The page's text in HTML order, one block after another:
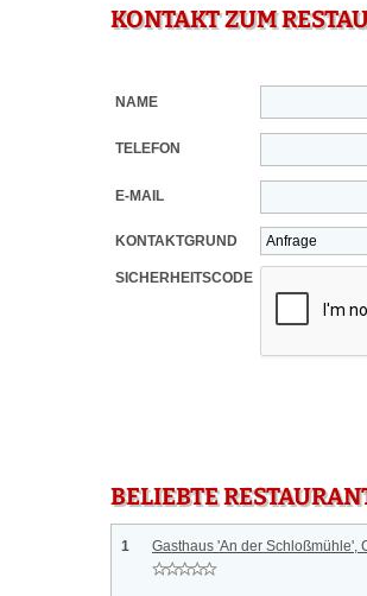
KONTAKT ZUM
NAME
TELEFON
E-MAIL
KONTAKTGRUND
SICHERHEITSCODE
BELIEBTE
1 Gasthaus 'An der Schloßmühle',